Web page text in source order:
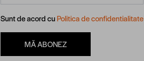
Sunt de acord cuPolitica de confidentialitate
MĂ ABONEZ